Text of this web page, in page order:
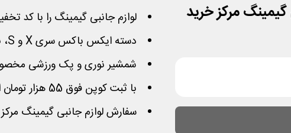
لوازم جانبی گیمینگ را با کد
دسته ایکس باکس سریXو S، باتری قابل شارژ، کاور نورگیر
شمشیر نوری و پک ورزشی
با ثبت کوپن فوق 55 هزار تومان از مبلغ اجناس کم می شود
سفارش لوازم جانبی گیمینگ